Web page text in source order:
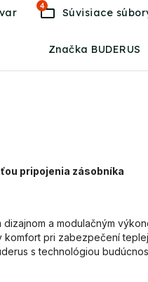
4
Súvisiace
Značka BUDERUS
pripojenia zásobníka
a modulačným
komfort pri zabezpečení teplej
s technológiou